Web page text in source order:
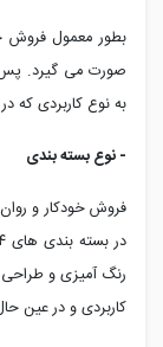
بطور معمول فروش
صورت می گیرد. پس
به نوع کاربردی که
- نوع بسته بندی
فروش خودکار و
رنگ آمیزی و
کاربردی و در عین